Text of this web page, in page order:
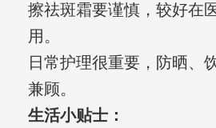
擦祛斑霜要谨慎，较好在
用。
日常护理很重要，防晒、
兼顾。
生活小贴士：